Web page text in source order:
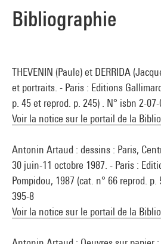
Bibliographie
THEVENIN (Paule) et DERRIDA
et portraits. - Paris : Editions
p. 45 et reprod. p. 245) . N° isbn 2-
Voir la notice sur le portail de la
Antonin Artaud : dessins : Paris,
30 juin-11 octobre 1987. - Paris :
Pompidou, 1987 (cat. n° 66 reprod.
395-8
Voir la notice sur le portail de la